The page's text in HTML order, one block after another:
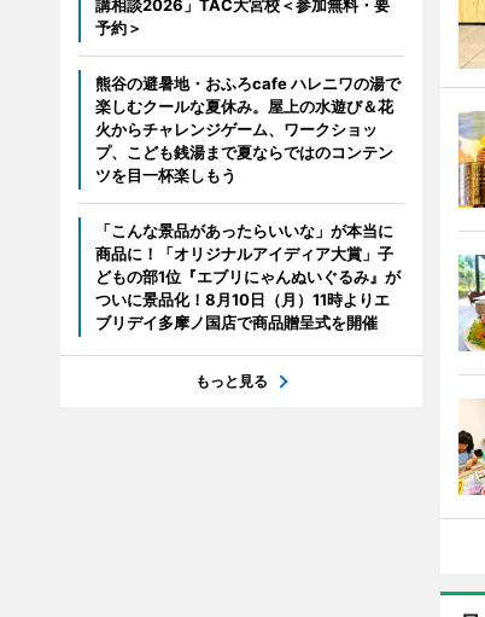
講相談2026」TAC大宮校＜参加無料・要
予約＞
熊谷の避暑地・おふろcafe ハレニワの湯で
楽しむクールな夏休み。屋上の水遊び＆花
火からチャレンジゲーム、ワークショッ
プ、こども銭湯まで夏ならではのコンテン
ツを目一杯楽しもう
「こんな景品があったらいいな」が本当に
商品に！「オリジナルアイディア大賞」子
どもの部1位『エブリにゃんぬいぐるみ』が
ついに景品化！8月10日（月）11時よりエ
ブリデイ多摩ノ国店で商品贈呈式を開催
もっと見る